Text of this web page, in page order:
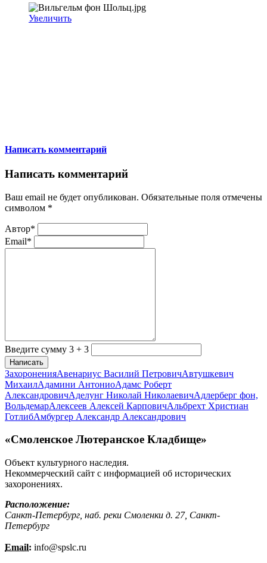
Увеличить
Написать комментарий
Написать комментарий
Ваш email не будет опубликован. Обязательные поля отмечены
символом *
Автор*
Email*
Введите сумму 3 + 3
Написать
ЗахороненияАвенариус Василий ПетровичАвтушкевич
МихаилАдамини АнтониоАдамс Роберт
АлександровичАделунг Николай НиколаевичАдлерберг фон,
ВольдемарАлексеев Алексей КарповичАльбрехт Христиан
ГотлибАмбургер Александр Александрович
«Смоленское Лютеранское Кладбище»
Объект культурного наследия.
Некоммерческий сайт с информацией об исторических
захоронениях.
Расположение:
Санкт-Петербург, наб. реки Смоленки д. 27, Санкт-
Петербург
Email: info@spslc.ru